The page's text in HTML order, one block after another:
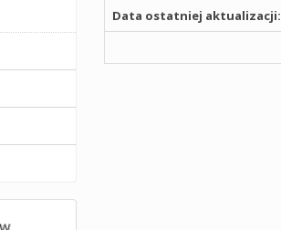
Data ostatniej aktualizacji: